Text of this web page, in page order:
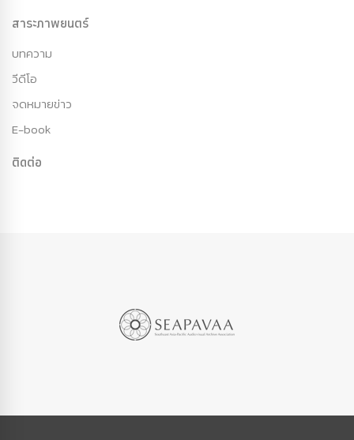
สาระภาพยนตร์
บทความ
วีดีโอ
จดหมายข่าว
E-book
ติดต่อ